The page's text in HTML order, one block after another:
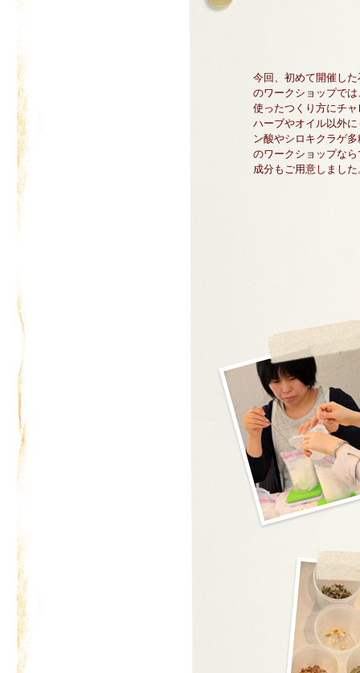
今回、初めて開催し
のワークショップで
使ったつくり方にチ
ハーブやオイル以外
ン酸やシロキクラゲ
のワークショップな
成分もご用意しました